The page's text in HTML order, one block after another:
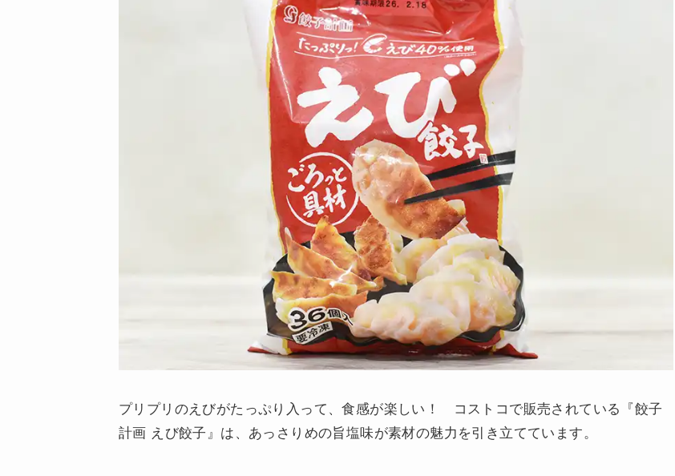
プリプリのえびがたっぷり入って、食感が楽しい！ コストコで販売されている『餃子
計画 えび餃子』は、あっさりめの旨塩味が素材の魅力を引き立てています。